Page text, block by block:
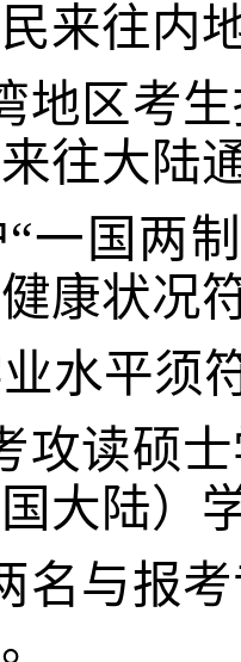
来往内
地区考
来往大陆
一国两
康状况
水平须
攻读硕
大陆）
名与报